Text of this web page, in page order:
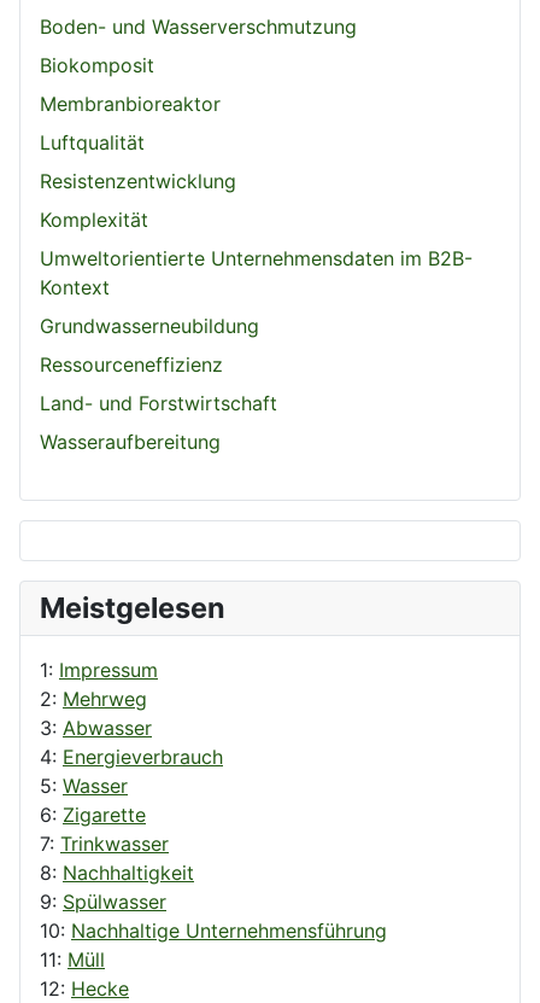
Boden- und Wasserverschmutzung
Biokomposit
Membranbioreaktor
Luftqualität
Resistenzentwicklung
Komplexität
Umweltorientierte Unternehmensdaten im B2B-
Kontext
Grundwasserneubildung
Ressourceneffizienz
Land- und Forstwirtschaft
Wasseraufbereitung
Meistgelesen
1: Impressum
2: Mehrweg
3: Abwasser
4: Energieverbrauch
5: Wasser
6: Zigarette
7: Trinkwasser
8: Nachhaltigkeit
9: Spülwasser
10: Nachhaltige Unternehmensführung
11: Müll
12: Hecke